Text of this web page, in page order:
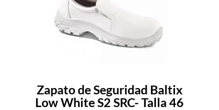
Zapato de Seguridad Baltix
Low White S2 SRC- Talla 46